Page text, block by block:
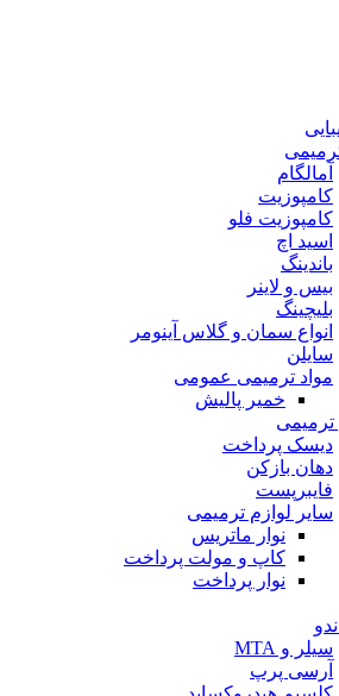
آمالگام
کامپوزیت
کامپوزیت فلو
اسید اچ
باندینگ
بیس و لاینر
بلیچینگ
انواع سمان و گلاس آینومر
سایلن
مواد ترمیمی عمومی
خمیر پالیش
ترمیمی
دیسک پرداخت
دهان بازکن
فایبرپست
سایر لوازم ترمیمی
نوار ماتریس
کاپ و مولت پرداخت
نوار پرداخت
سیلر و MTA
آرسی پرپ